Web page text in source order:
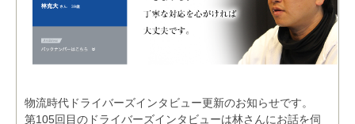
物流時代ドライバーズインタビュー更新のお知らせです。
第105回目のドライバーズインタビューは林さんにお話を伺